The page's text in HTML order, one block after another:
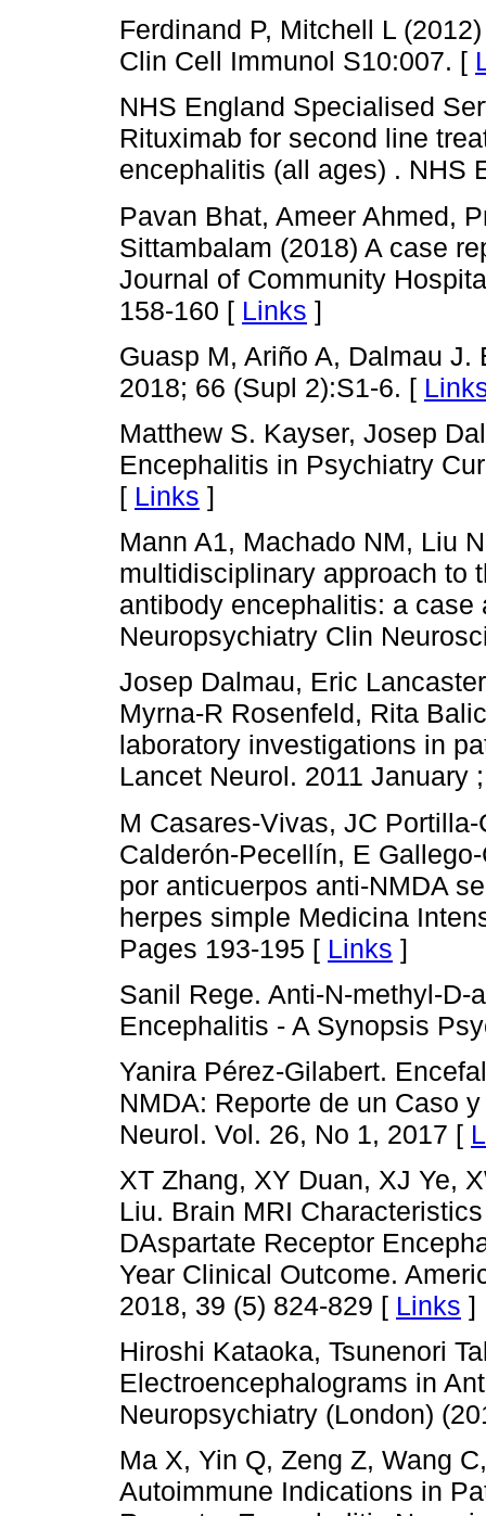
Ferdinand P, Mitchell L
Clin Cell Immunol S10:007. [
NHS England Specialised
Rituximab for second line
encephalitis (all ages) . NHS
Pavan Bhat, Ameer Ahmed,
Sittambalam (2018) A case
Journal of Community
158-160 [ Links ]
Guasp M, Ariño A, Dalmau
2018; 66 (Supl 2):S1-6. [
Matthew S. Kayser, Josep
Encephalitis in Psychiatry
[ Links ]
Mann A1, Machado NM, Liu
multidisciplinary approach to
antibody encephalitis: a
Neuropsychiatry Clin
Josep Dalmau, Eric
Myrna-R Rosenfeld, Rita
laboratory investigations in
Lancet Neurol. 2011 January
M Casares-Vivas, JC
Calderón-Pecellín, E
por anticuerpos anti-NMDA
herpes simple Medicina
Pages 193-195 [ Links ]
Sanil Rege. Anti-N-methyl-D-
Encephalitis - A Synopsis
Yanira Pérez-Gilabert.
NMDA: Reporte de un Caso
Neurol. Vol. 26, No 1, 2017 [
XT Zhang, XY Duan, XJ Ye,
Liu. Brain MRI
DAspartate Receptor
Year Clinical Outcome.
2018, 39 (5) 824-829 [ Links ]
Hiroshi Kataoka, Tsunenori
Electroencephalograms in
Neuropsychiatry (London)
Ma X, Yin Q, Zeng Z, Wang
Autoimmune Indications in